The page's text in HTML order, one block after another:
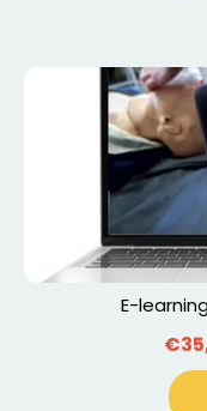
E-